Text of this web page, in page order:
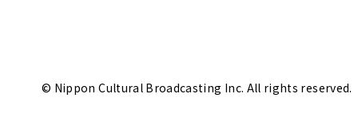
© Nippon Cultural Broadcasting Inc. All rights reserved.